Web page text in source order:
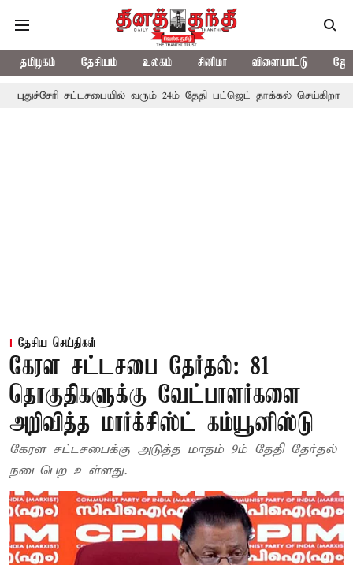
தமிழகம் தேசியம் உலகம் சினிமா விளையாட்டு
சட்டசபையில் வரும் 24ம் தேதி பட்ஜெட் தாக்கல் செய்கிறார் முதல்-
தேசிய செய்திகள்
கேரள சட்டசபை தேர்தல்: 81
தொகுதிகளுக்கு வேட்பாளர்களை
அறிவித்த மார்க்சிஸ்ட் கம்யூனிஸ்டு
கேரள சட்டசபைக்கு அடுத்த மாதம் 9ம் தேதி தேர்தல்
நடைபெற உள்ளது.